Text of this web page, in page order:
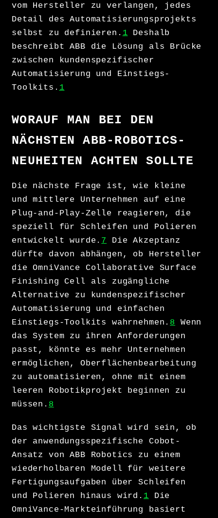
vom Hersteller zu verlangen, jedes
Detail des Automatisierungsprojekts
selbst zu definieren. 1 Deshalb
beschreibt ABB die Lösung als Brücke
zwischen kundenspezifischer
Automatisierung und Einstiegs-
Toolkits. 1
WORAUF MAN BEI DEN
NÄCHSTEN ABB-ROBOTICS-
NEUHEITEN ACHTEN SOLLTE
Die nächste Frage ist, wie kleine
und mittlere Unternehmen auf eine
Plug-and-Play-Zelle reagieren, die
speziell für Schleifen und Polieren
entwickelt wurde. 7
Die Akzeptanz
dürfte davon abhängen, ob Hersteller
die OmniVance Collaborative Surface
Finishing Cell als zugängliche
Alternative zu kundenspezifischer
Automatisierung und einfachen
Einstiegs-Toolkits wahrnehmen. 8
Wenn
das System zu ihren Anforderungen
passt, könnte es mehr Unternehmen
ermöglichen, Oberflächenbearbeitung
zu automatisieren, ohne mit einem
leeren Robotikprojekt beginnen zu
müssen. 8
Das wichtigste Signal wird sein, ob
der anwendungsspezifische Cobot-
Ansatz von ABB Robotics zu einem
wiederholbaren Modell für weitere
Fertigungsaufgaben über Schleifen
und Polieren hinaus wird. 1 Die
OmniVance-Markteinführung basiert